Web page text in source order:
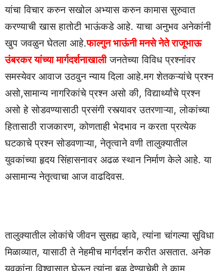
यांचा विचार करुन सखोल अभ्यास करुन कामास सुरुवात
करण्याची खास हातोटी भाऊंकडे आहे. याचा अनुभव अनेकांनी
खुप जवळुन घेतला आहे.फाल्गुन भाऊंनी मनसे नेते राजूभाऊ
उंबरकर यांच्या मार्गदर्शनाखाली जनतेच्या विविध प्रश्नांवर
समस्येवर आवाज उठवुन न्याय दिला आहे.मग शेतकऱ्यांचे प्रश्न
असो,सामान्य नागरिकांचे प्रश्न असो की, विद्यार्थ्यांचे प्रश्न
असो हे सोडवण्यासाठी प्रसंगी रस्त्यावर उतरणाऱ्या, लोकांच्या
हितासाठी राजकारण, कोणताही भेदभाव न करता प्रत्येक
घटकाचे प्रश्न सोडवणाऱ्या, नेतृत्वाने वणी तालुक्यातील
युवकांच्या हृदय सिंहासनावर अढळ स्थान निर्माण केले आहे. या
असामान्य नेतृत्वाचा आज वाढदिवस.
तालुक्यातील लोकांचे जीवन सुसह्य व्हावे, त्यांना चांगल्या सुविधा
मिळाव्यात, यासाठी ते नेहमीच मार्गदर्शन करीत असतात. अनेक